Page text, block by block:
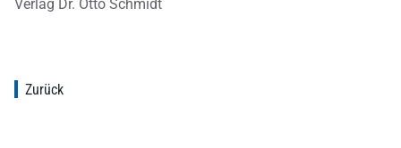
Verlag Dr. Otto Schmidt
Zurück